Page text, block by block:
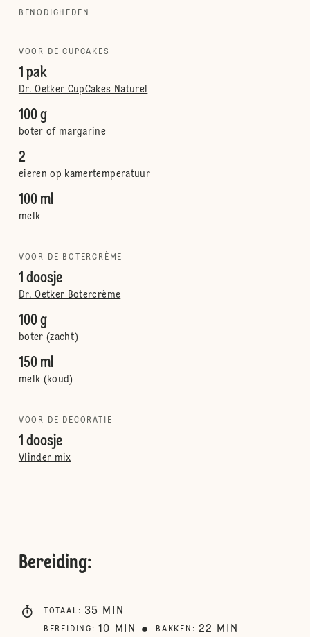
BENODIGHEDEN
VOOR DE CUPCAKES
1 pak
Dr. Oetker CupCakes Naturel
100 g
boter of margarine
2
eieren op kamertemperatuur
100 ml
melk
VOOR DE BOTERCRÈME
1 doosje
Dr. Oetker Botercrème
100 g
boter (zacht)
150 ml
melk (koud)
VOOR DE DECORATIE
1 doosje
Vlinder mix
Bereiding:
TOTAAL : 35 MIN
BEREIDING : 10 MIN BAKKEN : 22 MIN